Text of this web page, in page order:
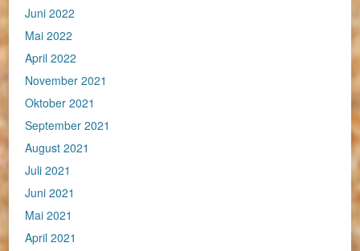
Juni 2022
Mai 2022
April 2022
November 2021
Oktober 2021
September 2021
August 2021
Juli 2021
Juni 2021
Mai 2021
April 2021